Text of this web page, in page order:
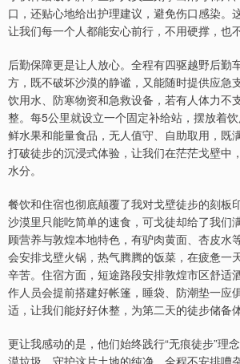
口，还贴心地给出护理建议，避免伤口感染。
让我们每一个人都能安心前行，不用硬撑，也
后勤保障更是让人放心。全程有四驱越野后勤
方，既不破坏沙漠的静谧，又能随时提供应急
饮用水、防寒物资和急救设备，若有人体力不
整。每5公里就设立一个固定补给站，摆放着
鲜水果和能量食品，无人值守、自助取用，既
打破徒步的沉浸式体验，让我们在茫茫戈壁中
水分。
餐饮和住宿也彻底颠覆了我对戈壁徒步的刻板
沙漠里只能吃简单的速食，可戈徒却给了我
顾营养与敦煌本地特色，有驴肉黄面、杏皮水
会安排戈壁火锅，热气腾腾的饭菜，在疲惫一
辛苦。住宿方面，短途路段安排敦煌市区舒适
作人员会提前搭建好帐篷，睡袋、防潮垫一应
适，让我们能好好休整，为第二天的徒步储备体
更让我感动的是，他们始终践行“无痕徒步”理